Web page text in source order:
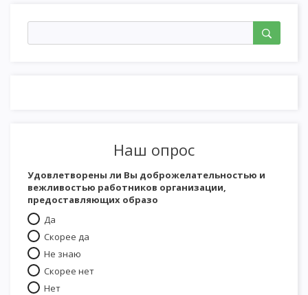
Наш опрос
Удовлетворены ли Вы доброжелательностью и
вежливостью работников организации,
предоставляющих образо
Да
Скорее да
Не знаю
Скорее нет
Нет